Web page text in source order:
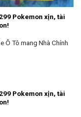
Pokemon xịn, tài
Ô Tô mang Nhà Chính
Pokemon xịn, tài